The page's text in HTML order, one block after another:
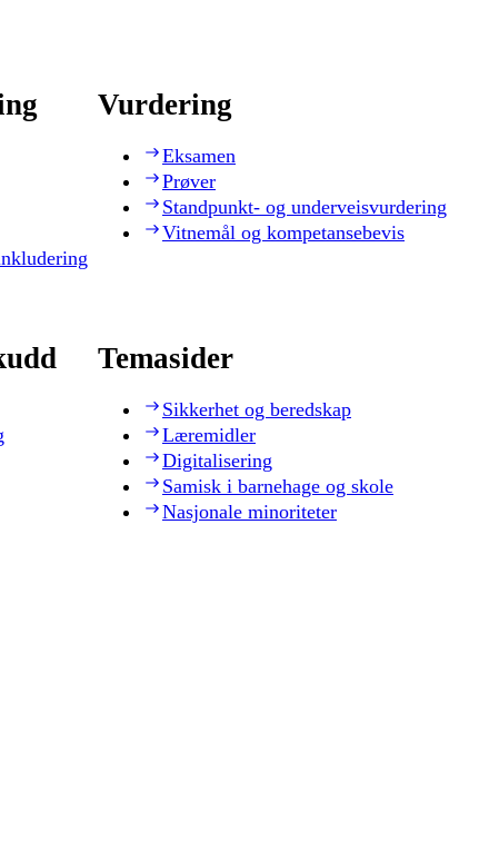
Vurdering
Eksamen
Prøver
Standpunkt- og underveisvurdering
Vitnemål og kompetansebevis
Temasider
Sikkerhet og beredskap
Læremidler
Digitalisering
Samisk i barnehage og skole
Nasjonale minoriteter